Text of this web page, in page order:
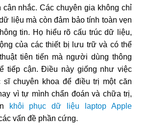
nhắc. Các chuyên gia không chỉ
liệu mà còn đảm bảo tính toàn vẹn
tin. Họ hiểu rõ cấu trúc dữ liệu,
của các thiết bị lưu trữ và có thể
tiên tiến mà người dùng thông
tiếp cận. Điều này giống như việc
sĩ chuyên khoa để điều trị một căn
vì tự mình chẩn đoán và chữa trị,
khôi phục dữ liệu laptop Apple
vấn đề phần cứng.